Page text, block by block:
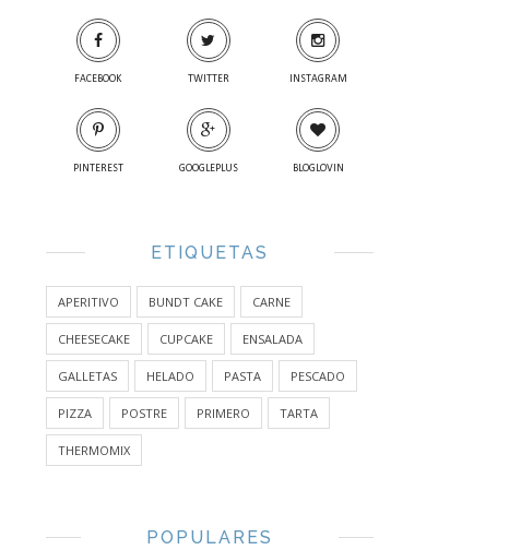
FACEBOOK TWITTER INSTAGRAM
PINTEREST GOOGLEPLUS BLOGLOVIN
ETIQUETAS
APERITIVO BUNDT CAKE CARNE
CHEESECAKE CUPCAKE ENSALADA
GALLETAS HELADO PASTA PESCADO
PIZZA POSTRE PRIMERO TARTA
THERMOMIX
POPULARES